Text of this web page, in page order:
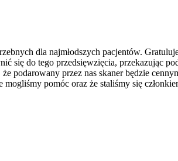
dla najmłodszych pacjentów.
się do tego przedsięwzięcia, przekazując
podarowany przez nas skaner będzie
pomóc oraz że staliśmy się